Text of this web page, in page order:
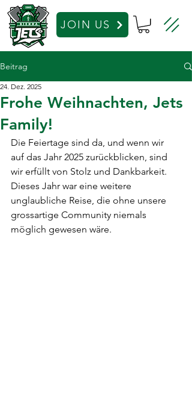
JOIN US
Beitrag
Frohe Weihnachten, Jets
Family!
24. Dez. 2025
Die Feiertage sind da, und wenn wir
auf das Jahr 2025 zurückblicken, sind
wir erfüllt von Stolz und Dankbarkeit.
Dieses Jahr war eine weitere
unglaubliche Reise, die ohne unsere
grossartige Community niemals
möglich gewesen wäre.